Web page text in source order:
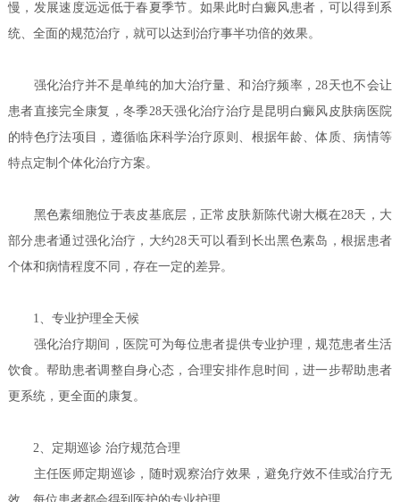
慢，发展速度远远低于春夏季节。如果此时白癜风患者，可以得到系
统、全面的规范治疗，就可以达到治疗事半功倍的效果。
强化治疗并不是单纯的加大治疗量、和治疗频率，28天也不会让
患者直接完全康复，冬季28天强化治疗治疗是昆明白癜风皮肤病医院
的特色疗法项目，遵循临床科学治疗原则、根据年龄、体质、病情等
特点定制个体化治疗方案。
黑色素细胞位于表皮基底层，正常皮肤新陈代谢大概在28天，大
部分患者通过强化治疗，大约28天可以看到长出黑色素岛，根据患者
个体和病情程度不同，存在一定的差异。
1、专业护理全天候
强化治疗期间，医院可为每位患者提供专业护理，规范患者生活
饮食。帮助患者调整自身心态，合理安排作息时间，进一步帮助患者
更系统，更全面的康复。
2、定期巡诊 治疗规范合理
主任医师定期巡诊，随时观察治疗效果，避免疗效不佳或治疗无